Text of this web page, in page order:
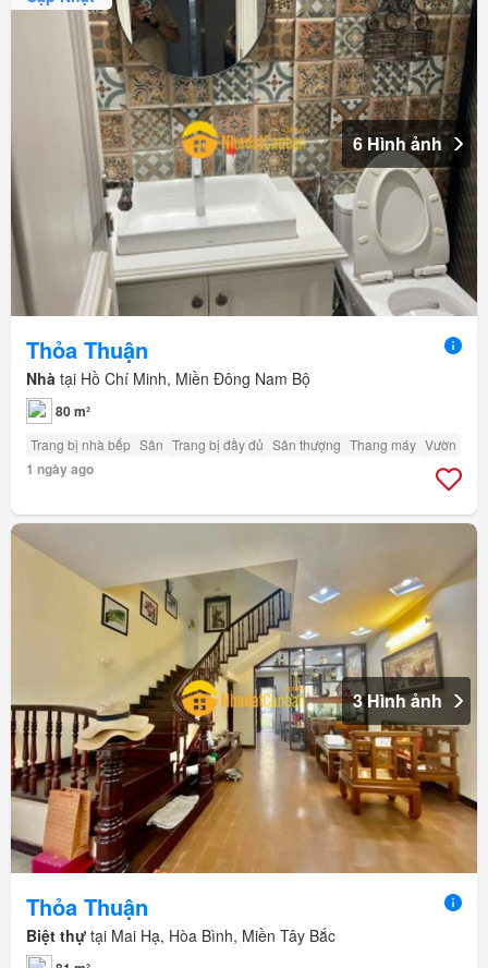
6 Hình ảnh
Thỏa Thuận
Nhà tại Hồ Chí Minh, Miền Đông Nam Bộ
80 m²
Trang bị nhà bếp Sân Trang bị đầy đủ Sân thượng Thang máy Vườn
1 ngày ago
3 Hình ảnh
Thỏa Thuận
Biệt thự tại Mai Hạ, Hòa Bình, Miền Tây Bắc